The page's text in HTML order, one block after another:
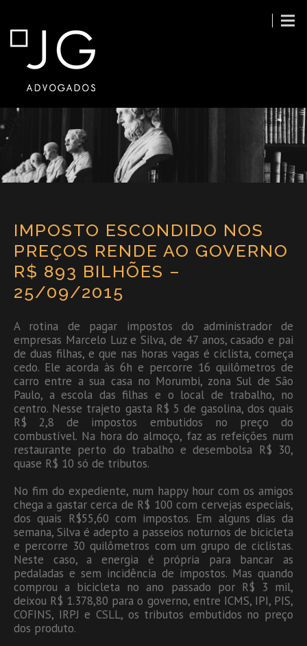
IMPOSTO ESCONDIDO NOS
PREÇOS RENDE AO GOVERNO
R$ 893 BILHÕES –
25/09/2015
A rotina de pagar impostos do administrador de
empresas Marcelo Luz e Silva, de 47 anos, casado e pai
de duas filhas, e que nas horas vagas é ciclista, começa
cedo. Ele acorda às 6h e percorre 16 quilômetros de
carro entre a sua casa no Morumbi, zona Sul de São
Paulo, a escola das filhas e o local de trabalho, no
centro. Nesse trajeto gasta R$ 5 de gasolina, dos quais
R$ 2,8 de impostos embutidos no preço do
combustível. Na hora do almoço, faz as refeições num
restaurante perto do trabalho e desembolsa R$ 30,
quase R$ 10 só de tributos.
No fim do expediente, num happy hour com os amigos
chega a gastar cerca de R$ 100 com cervejas especiais,
dos quais R$55,60 com impostos. Em alguns dias da
semana, Silva é adepto a passeios noturnos de bicicleta
e percorre 30 quilômetros com um grupo de ciclistas.
Neste caso, a energia é própria para bancar as
pedaladas e sem incidência de impostos. Mas quando
comprou a bicicleta no ano passado por R$ 3 mil,
deixou R$ 1.378,80 para o governo, entre ICMS, IPI, PIS,
COFINS, IRPJ e CSLL, os tributos embutidos no preço
dos produto.